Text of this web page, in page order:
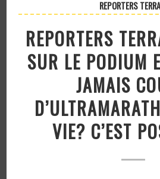
REPORTERS
REPORTERS
SUR LE PODIUM
JAMAIS
VIE? C’EST